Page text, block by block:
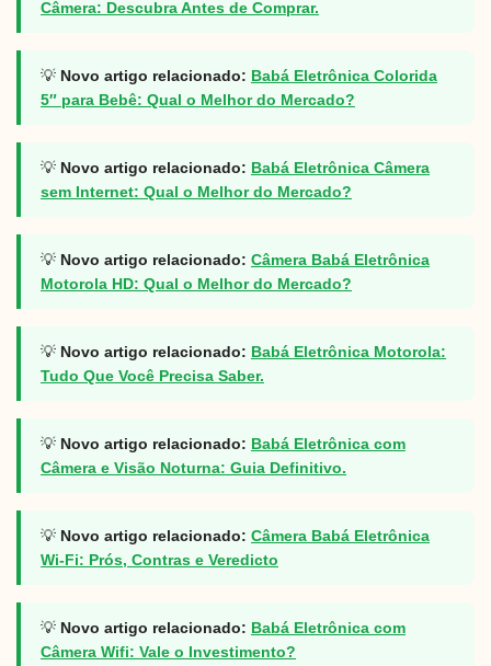
Câmera: Descubra Antes de Comprar.
💡 Novo artigo relacionado: Babá Eletrônica Colorida
5″ para Bebê: Qual o Melhor do Mercado?
💡 Novo artigo relacionado: Babá Eletrônica Câmera
sem Internet: Qual o Melhor do Mercado?
💡 Novo artigo relacionado: Câmera Babá Eletrônica
Motorola HD: Qual o Melhor do Mercado?
💡 Novo artigo relacionado: Babá Eletrônica Motorola:
Tudo Que Você Precisa Saber.
💡 Novo artigo relacionado: Babá Eletrônica com
Câmera e Visão Noturna: Guia Definitivo.
💡 Novo artigo relacionado: Câmera Babá Eletrônica
Wi-Fi: Prós, Contras e Veredicto
💡 Novo artigo relacionado: Babá Eletrônica com
Câmera Wifi: Vale o Investimento?